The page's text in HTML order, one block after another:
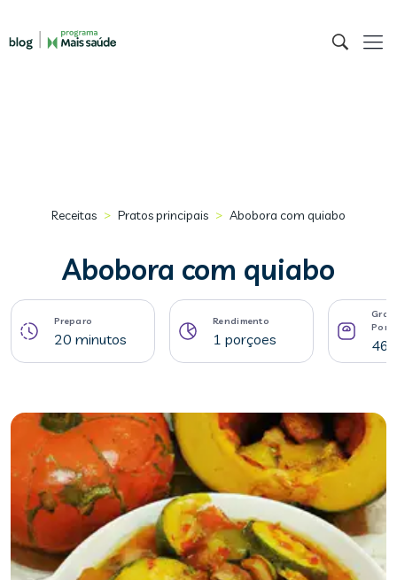
Receitas > Pratos principais > Abobora com quiabo
Abobora com quiabo
Preparo
20 minutos
Rendimento
1 porçoes